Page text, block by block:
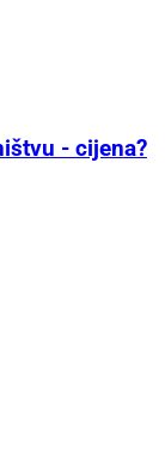
- cijena?